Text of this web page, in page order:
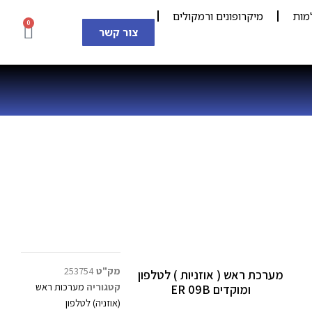
מיקרופונים ורמקולים
צור קשר
0
מערכת ראש ( אוזניות ) לטלפון
ומוקדים ER 09B
מק"ט253754
קטגוריה מערכות ראש
(אוזניה) לטלפון